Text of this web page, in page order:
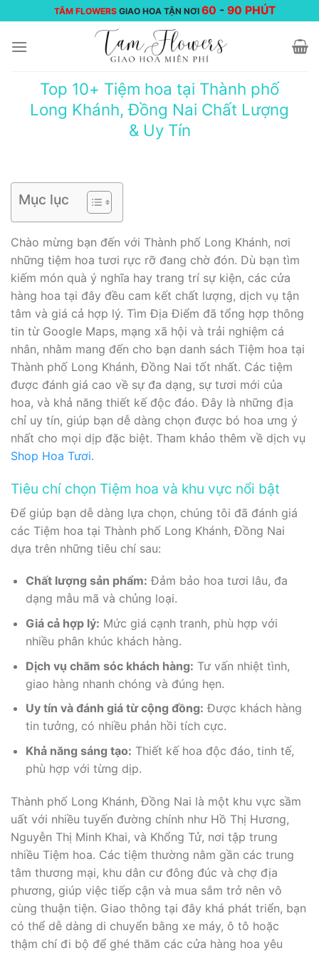
đến
nội
TÂM FLOWERS GIAO HOA TẬN NƠI 60 -90 PHÚT
Top 10+ Tiệm hoa tại Thành phố
Long Khánh, Đồng Nai Chất Lượng
& Uy Tín
Mục lục
Chào mừng bạn đến với Thành phố Long Khánh, nơi
những tiệm hoa tươi rực rỡ đang chờ đón. Dù bạn tìm
kiếm món quà ý nghĩa hay trang trí sự kiện, các cửa
hàng hoa tại đây đều cam kết chất lượng, dịch vụ tận
tâm và giá cả hợp lý. Tìm Địa Điểm đã tổng hợp thông
tin từ Google Maps, mạng xã hội và trải nghiệm cá
nhân, nhằm mang đến cho bạn danh sách Tiệm hoa tại
Thành phố Long Khánh, Đồng Nai tốt nhất. Các tiệm
được đánh giá cao về sự đa dạng, sự tươi mới của
hoa, và khả năng thiết kế độc đáo. Đây là những địa
chỉ uy tín, giúp bạn dễ dàng chọn được bó hoa ưng ý
nhất cho mọi dịp đặc biệt. Tham khảo thêm về dịch vụ
Shop Hoa Tươi.
Tiêu chí chọn Tiệm hoa và khu vực nổi bật
Để giúp bạn dễ dàng lựa chọn, chúng tôi đã đánh giá
các Tiệm hoa tại Thành phố Long Khánh, Đồng Nai
dựa trên những tiêu chí sau:
Chất lượng sản phẩm: Đảm bảo hoa tươi lâu, đa
dạng mẫu mã và chủng loại.
Giá cả hợp lý: Mức giá cạnh tranh, phù hợp với
nhiều phân khúc khách hàng.
Dịch vụ chăm sóc khách hàng: Tư vấn nhiệt tình,
giao hàng nhanh chóng và đúng hẹn.
Uy tín và đánh giá từ cộng đồng: Được khách hàng
tin tưởng, có nhiều phản hồi tích cực.
Khả năng sáng tạo: Thiết kế hoa độc đáo, tinh tế,
phù hợp với từng dịp.
Thành phố Long Khánh, Đồng Nai là một khu vực sầm
uất với nhiều tuyến đường chính như Hồ Thị Hương,
Nguyễn Thị Minh Khai, và Khổng Tử, nơi tập trung
nhiều Tiệm hoa. Các tiệm thường nằm gần các trung
tâm thương mại, khu dân cư đông đúc và chợ địa
phương, giúp việc tiếp cận và mua sắm trở nên vô
cùng thuận tiện. Giao thông tại đây khá phát triển, bạn
có thể dễ dàng di chuyển bằng xe máy, ô tô hoặc
thậm chí đi bộ để ghé thăm các cửa hàng hoa yêu